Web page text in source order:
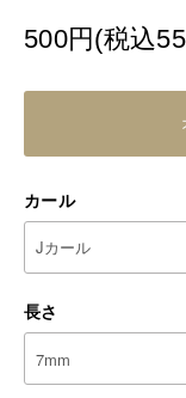
500円(税込
カール
長さ